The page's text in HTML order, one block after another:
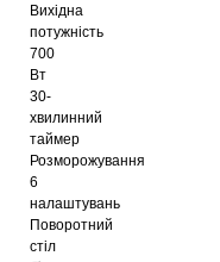
Вихідна
потужність
700
Вт
30-
хвилинний
таймер
Розморожування
6
налаштувань
Поворотний
стіл